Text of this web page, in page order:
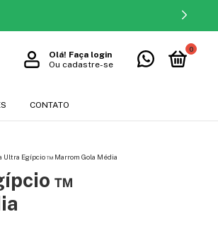
Olá! Faça login
Ou cadastre-se
0
CONTATO
Ultra Egípcio ™ Marrom Gola Média
™